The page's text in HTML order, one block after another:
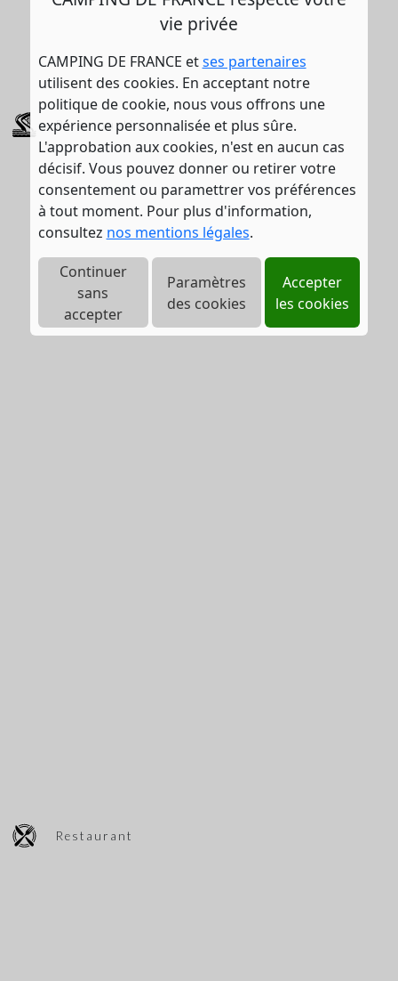
vie privée
CAMPING DE FRANCE etses partenaires
utilisent des cookies. En acceptant notre
politique de cookie, nous vous offrons une
expérience personnalisée et plus sûre.
L'approbation aux cookies, n'est en aucun cas
décisif. Vous pouvez donner ou retirer votre
consentement ou paramettrer vos préférences
à tout moment. Pour plus d'information,
consultez nos mentions légales.
Continuer
sans
accepter
Paramètres
des cookies
Accepter
les cookies
Parc aquatique
Restaurant